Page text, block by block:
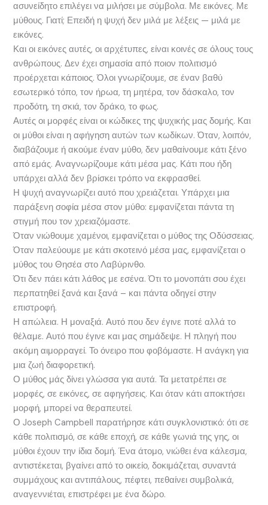
ασυνείδητο επιλέγει να μιλήσει με σύμβολα. Με εικόνες. Με
μύθους. Γιατί; Επειδή η ψυχή δεν μιλά με λέξεις — μιλά με
εικόνες.
Και οι εικόνες αυτές, οι αρχέτυπες, είναι κοινές σε όλους τους
ανθρώπους. Δεν έχει σημασία από ποιον πολιτισμό
προέρχεται κάποιος. Όλοι γνωρίζουμε, σε έναν βαθύ
εσωτερικό τόπο, τον ήρωα, τη μητέρα, τον δάσκαλο, τον
προδότη, τη σκιά, τον δράκο, το φως.
Αυτές οι μορφές είναι οι κώδικες της ψυχικής μας δομής. Και
οι μύθοι είναι η αφήγηση αυτών των κωδίκων. Όταν, λοιπόν,
διαβάζουμε ή ακούμε έναν μύθο, δεν μαθαίνουμε κάτι ξένο
από εμάς. Αναγνωρίζουμε κάτι μέσα μας. Κάτι που ήδη
υπάρχει αλλά δεν βρίσκει τρόπο να εκφρασθεί.
Η ψυχή αναγνωρίζει αυτό που χρειάζεται. Υπάρχει μια
παράξενη σοφία μέσα στον μύθο: εμφανίζεται πάντα τη
στιγμή που τον χρειαζόμαστε.
Όταν νιώθουμε χαμένοι, εμφανίζεται ο μύθος της Οδύσσειας.
Όταν παλεύουμε με κάτι σκοτεινό μέσα μας, εμφανίζεται ο
μύθος του Θησέα στο Λαβύρινθο.
Ότι δεν πάει κάτι λάθος με εσένα. Ότι το μονοπάτι σου έχει
περπατηθεί ξανά και ξανά – και πάντα οδηγεί στην
επιστροφή.
Η απώλεια. Η μοναξιά. Αυτό που δεν έγινε ποτέ αλλά το
θέλαμε. Αυτό που έγινε και μας σημάδεψε. Η πληγή που
ακόμη αιμορραγεί. Το όνειρο που φοβόμαστε. Η ανάγκη για
μια ζωή διαφορετική.
Ο μύθος μάς δίνει γλώσσα για αυτά. Τα μετατρέπει σε
μορφές, σε εικόνες, σε αφηγήσεις. Και όταν κάτι αποκτήσει
μορφή, μπορεί να θεραπευτεί.
Ο Joseph Campbell παρατήρησε κάτι συγκλονιστικό: ότι σε
κάθε πολιτισμό, σε κάθε εποχή, σε κάθε γωνιά της γης, οι
μύθοι έχουν την ίδια δομή. Ένα άτομο, νιώθει ένα κάλεσμα,
αντιστέκεται, βγαίνει από το οικείο, δοκιμάζεται, συναντά
συμμάχους και αντιπάλους, πέφτει, πεθαίνει συμβολικά,
αναγεννιέται, επιστρέφει με ένα δώρο.